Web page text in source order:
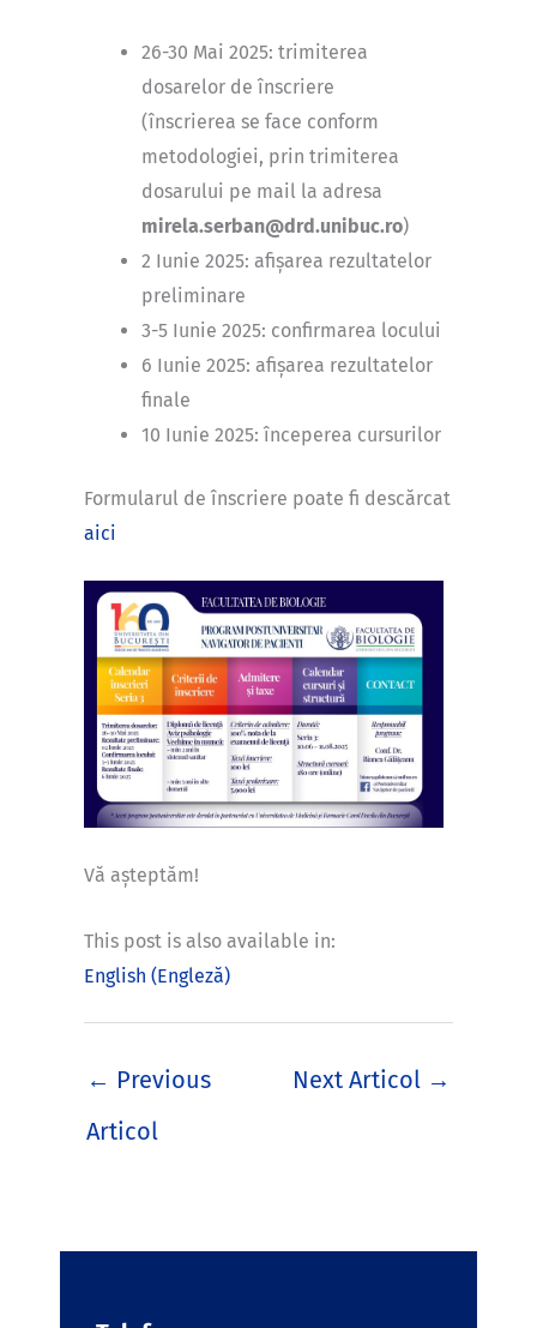
26-30 Mai 2025: trimiterea
dosarelor de înscriere
(înscrierea se face conform
metodologiei, prin trimiterea
dosarului pe mail la adresa
mirela.serban@drd.unibuc.ro)
2 Iunie 2025: afișarea rezultatelor
preliminare
3-5 Iunie 2025: confirmarea locului
6 Iunie 2025: afișarea rezultatelor
finale
10 Iunie 2025: începerea cursurilor
Formularul de înscriere poate fi descărcat
aici
Vă așteptăm!
This post is also available in:
English (Engleză)
← Previous
Articol
Next Articol →